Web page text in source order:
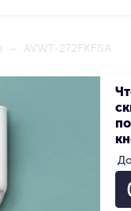
— AVWT-272FKFSA